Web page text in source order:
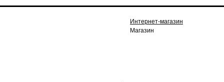
Интернет-магазин
Магазин